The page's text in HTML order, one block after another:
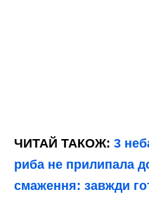
ЧИТАЙ ТАКОЖ: 3
риба не прилипала
смаження: завжди